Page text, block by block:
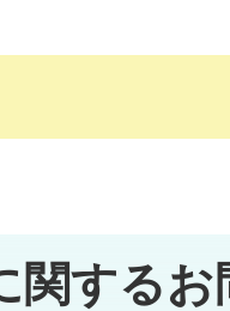
関する